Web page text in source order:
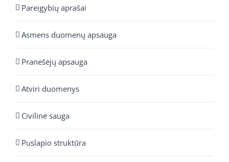
Pareigybių aprašai
Asmens duomenų apsauga
Pranešėjų apsauga
Atviri duomenys
Civilinė sauga
Puslapio struktūra